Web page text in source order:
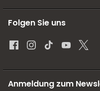
Folgen Sie uns
Anmeldung zum